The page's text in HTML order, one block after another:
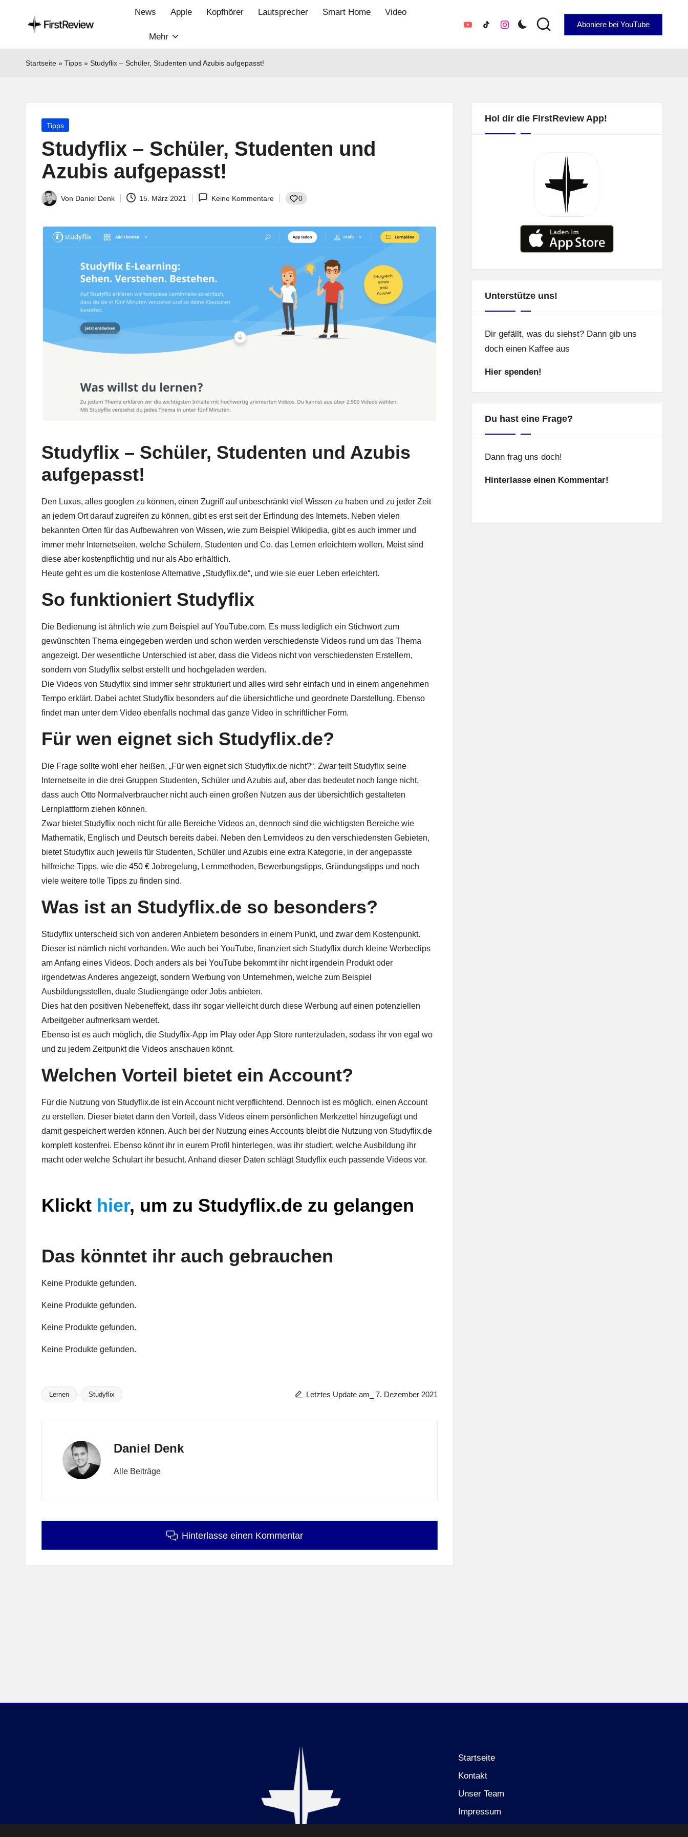
ir
Tests
Alles
Apple,
Smart‑Home,
Kopfhörern
News Apple Kopfhörer Lautsprecher Smart Home Video
Mehr
YouTubeTikTokInstagram Aboniere bei YouTube
Startseite » Tipps » Studyflix – Schüler, Studenten und Azubis aufgepasst!
Posted
Tipps
Studyflix – Schüler, Studenten und
Azubis aufgepasst!
Posted
Von Daniel Denk 15. März 2021 Keine Kommentare 0
Studyflix – Schüler, Studenten und Azubis
aufgepasst!
Den Luxus, alles googlen zu können, einen Zugriff auf unbeschränkt viel Wissen zu haben und zu jeder Zeit
an jedem Ort darauf zugreifen zu können, gibt es erst seit der Erfindung des Internets. Neben vielen
bekannten Orten für das Aufbewahren von Wissen, wie zum Beispiel Wikipedia, gibt es auch immer und
immer mehr Internetseiten, welche Schülern, Studenten und Co. das Lernen erleichtern wollen. Meist sind
diese aber kostenpflichtig und nur als Abo erhältlich.
Heute geht es um die kostenlose Alternative „Studyflix.de“, und wie sie euer Leben erleichtert.
So funktioniert Studyflix
Die Bedienung ist ähnlich wie zum Beispiel auf YouTube.com. Es muss lediglich ein Stichwort zum
gewünschten Thema eingegeben werden und schon werden verschiedenste Videos rund um das Thema
angezeigt. Der wesentliche Unterschied ist aber, dass die Videos nicht von verschiedensten Erstellern,
sondern von Studyflix selbst erstellt und hochgeladen werden.
Die Videos von Studyflix sind immer sehr strukturiert und alles wird sehr einfach und in einem angenehmen
Tempo erklärt. Dabei achtet Studyflix besonders auf die übersichtliche und geordnete Darstellung. Ebenso
findet man unter dem Video ebenfalls nochmal das ganze Video in schriftlicher Form.
Für wen eignet sich Studyflix.de?
Die Frage sollte wohl eher heißen, „Für wen eignet sich Studyflix.de nicht?“. Zwar teilt Studyflix seine
Internetseite in die drei Gruppen Studenten, Schüler und Azubis auf, aber das bedeutet noch lange nicht,
dass auch Otto Normalverbraucher nicht auch einen großen Nutzen aus der übersichtlich gestalteten
Lernplattform ziehen können.
Zwar bietet Studyflix noch nicht für alle Bereiche Videos an, dennoch sind die wichtigsten Bereiche wie
Mathematik, Englisch und Deutsch bereits dabei. Neben den Lernvideos zu den verschiedensten Gebieten,
bietet Studyflix auch jeweils für Studenten, Schüler und Azubis eine extra Kategorie, in der angepasste
hilfreiche Tipps, wie die 450 € Jobregelung, Lernmethoden, Bewerbungstipps, Gründungstipps und noch
viele weitere tolle Tipps zu finden sind.
Was ist an Studyflix.de so besonders?
Studyflix unterscheid sich von anderen Anbietern besonders in einem Punkt, und zwar dem Kostenpunkt.
Dieser ist nämlich nicht vorhanden. Wie auch bei YouTube, finanziert sich Studyflix durch kleine Werbeclips
am Anfang eines Videos. Doch anders als bei YouTube bekommt ihr nicht irgendein Produkt oder
irgendetwas Anderes angezeigt, sondern Werbung von Unternehmen, welche zum Beispiel
Ausbildungsstellen, duale Studiengänge oder Jobs anbieten.
Dies hat den positiven Nebeneffekt, dass ihr sogar vielleicht durch diese Werbung auf einen potenziellen
Arbeitgeber aufmerksam werdet.
Ebenso ist es auch möglich, die Studyflix-App im Play oder App Store runterzuladen, sodass ihr von egal wo
und zu jedem Zeitpunkt die Videos anschauen könnt.
Welchen Vorteil bietet ein Account?
Für die Nutzung von Studyflix.de ist ein Account nicht verpflichtend. Dennoch ist es möglich, einen Account
zu erstellen. Dieser bietet dann den Vorteil, dass Videos einem persönlichen Merkzettel hinzugefügt und
damit gespeichert werden können. Auch bei der Nutzung eines Accounts bleibt die Nutzung von Studyflix.de
komplett kostenfrei. Ebenso könnt ihr in eurem Profil hinterlegen, was ihr studiert, welche Ausbildung ihr
macht oder welche Schulart ihr besucht. Anhand dieser Daten schlägt Studyflix euch passende Videos vor.
Klickt hier, um zu Studyflix.de zu gelangen
Das könntet ihr auch gebrauchen
Keine Produkte gefunden.
Keine Produkte gefunden.
Keine Produkte gefunden.
Keine Produkte gefunden.
Tags:
Lernen Studyflix Letztes Update am_ 7. Dezember 2021
Daniel Denk
Alle Beiträge
Hinterlasse einen Kommentar
Hol dir die FirstReview App!
Unterstütze uns!
Dir gefällt, was du siehst? Dann gib uns
doch einen Kaffee aus
Hier spenden!
Du hast eine Frage?
Dann frag uns doch!
Hinterlasse einen Kommentar!
Startseite
Kontakt
Unser Team
Impressum